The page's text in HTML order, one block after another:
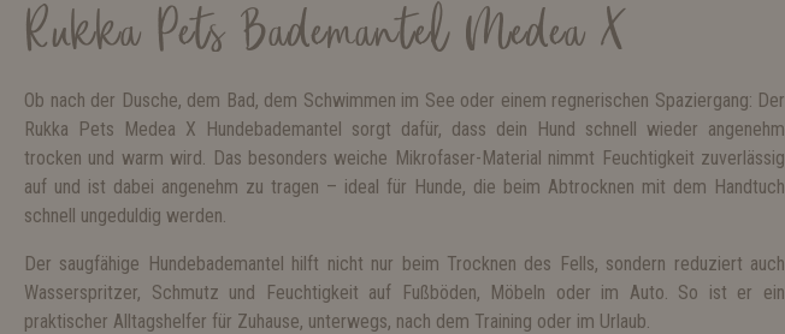
Rukka Pets Bademantel Medea X
Ob nach der Dusche, dem Bad, dem Schwimmen im See oder einem regnerischen Spaziergang: Der
Rukka Pets Medea X Hundebademantel sorgt dafür, dass dein Hund schnell wieder angenehm
trocken und warm wird. Das besonders weiche Mikrofaser-Material nimmt Feuchtigkeit zuverlässig
auf und ist dabei angenehm zu tragen – ideal für Hunde, die beim Abtrocknen mit dem Handtuch
schnell ungeduldig werden.
Der saugfähige Hundebademantel hilft nicht nur beim Trocknen des Fells, sondern reduziert auch
Wasserspritzer, Schmutz und Feuchtigkeit auf Fußböden, Möbeln oder im Auto. So ist er ein
praktischer Alltagshelfer für Zuhause, unterwegs, nach dem Training oder im Urlaub.